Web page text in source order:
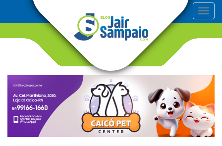
T
o
v
g
t
i
o
n